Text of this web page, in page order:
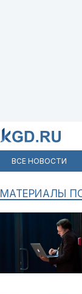
ВСЕ НОВОСТИ
МАТЕРИАЛЫ